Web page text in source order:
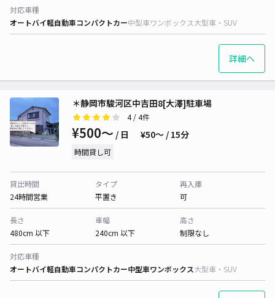
対応車種
オートバイ軽自動車コンパクトカー中型車ワンボックス大型車・SUV
詳細へ
＊静岡市駿河区中吉田8[大澤]駐車場
4/ 4件
¥500〜 / 日 ¥50〜 / 15分
時間貸し可
貸出時間
24時間営業
タイプ
平置き
再入庫
可
長さ
480cm 以下
車幅
240cm 以下
高さ
制限なし
対応車種
オートバイ軽自動車コンパクトカー中型車ワンボックス大型車・SUV